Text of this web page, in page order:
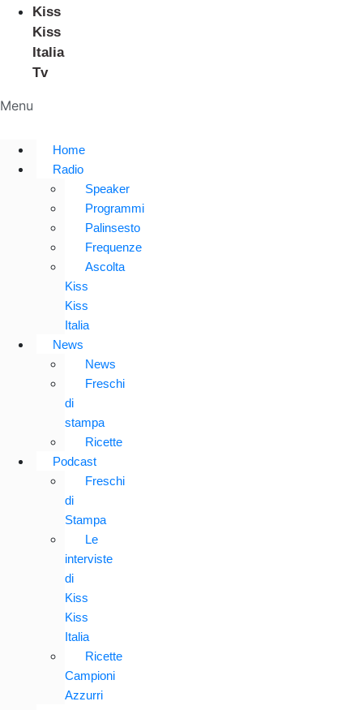
Kiss
Kiss
Italia
Tv
Menu
Home
Radio
Speaker
Programmi
Palinsesto
Frequenze
Ascolta
Kiss
Kiss
Italia
News
News
Freschi
di
stampa
Ricette
Podcast
Freschi
di
Stampa
Le
interviste
di
Kiss
Kiss
Italia
Ricette
Campioni
Azzurri